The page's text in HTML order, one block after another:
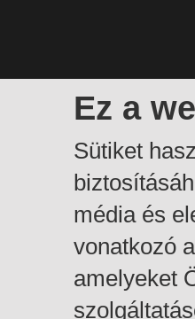
Ez a
Sütiket
média és
vonatkozó
amelyeket